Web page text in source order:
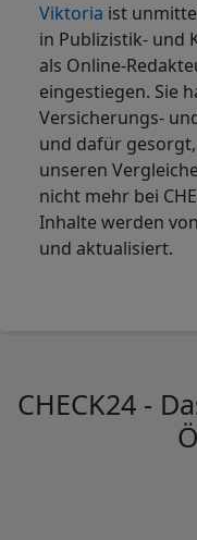
Viktoria ist
in Publizistik- und
als Online-
eingestiegen. Sie
Versicherungs-
und dafür
unseren
nicht mehr bei
Inhalte werden
und aktualisiert.
CHECK24 -